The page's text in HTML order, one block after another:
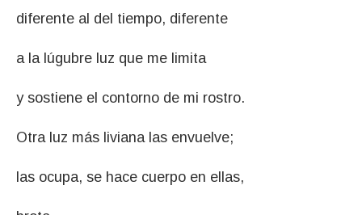
diferente al del tiempo, diferente
a la lúgubre luz que me limita
y sostiene el contorno de mi rostro.
Otra luz más liviana las envuelve;
las ocupa, se hace cuerpo en ellas,